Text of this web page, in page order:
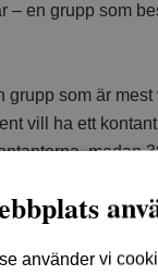
– en grupp som
som är
vill ha ett
medan
För att
att upprätthålla
använder vi